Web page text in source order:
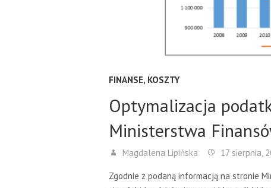
FINANSE, KOSZTY
Optymalizacja
Ministerstwa
Magdalena Lipińska 17 sierpnia,
Zgodnie z podaną informacją na stronie